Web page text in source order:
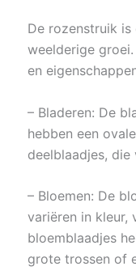
De rozenstruik
weelderige
en
– Bladeren: De
hebben een
deelblaadjes,
– Bloemen: De
variëren in kleur,
bloemblaadjes
grote trossen of